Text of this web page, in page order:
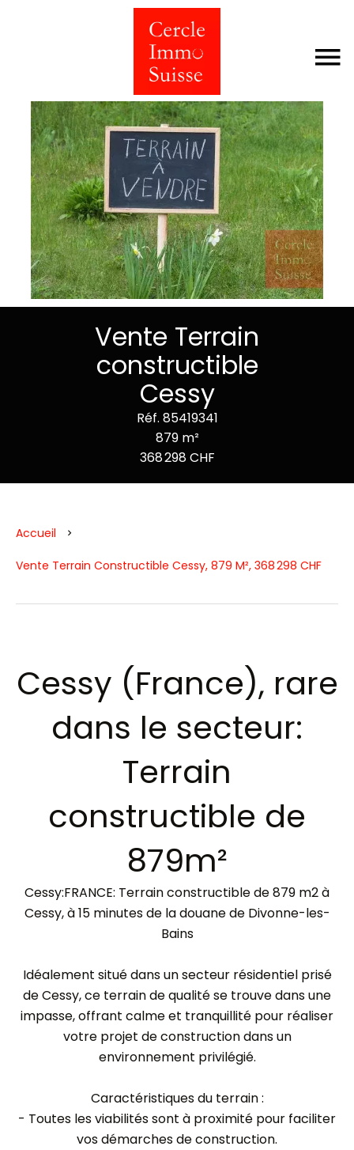
Vente Terrain
constructible
Cessy
Réf. 85419341
879 m²
368 298 CHF
Accueil
Vente Terrain Constructible Cessy, 879 M², 368 298 CHF
Cessy (France), rare
dans le secteur:
Terrain
constructible de
879m²
Cessy:FRANCE: Terrain constructible de 879 m2 à
Cessy, à 15 minutes de la douane de Divonne-les-
Bains
Idéalement situé dans un secteur résidentiel prisé
de Cessy, ce terrain de qualité se trouve dans une
impasse, offrant calme et tranquillité pour réaliser
votre projet de construction dans un
environnement privilégié.
Caractéristiques du terrain :
- Toutes les viabilités sont à proximité pour faciliter
vos démarches de construction.